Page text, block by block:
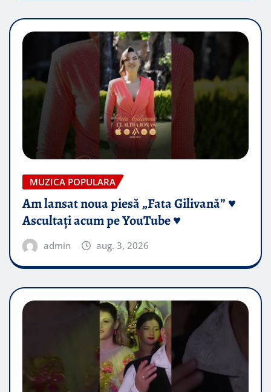
MUZICA POPULARA
Am lansat noua piesă „Fata Gilivană” ♥️
Ascultați acum pe YouTube ♥️
admin aug. 3, 2026